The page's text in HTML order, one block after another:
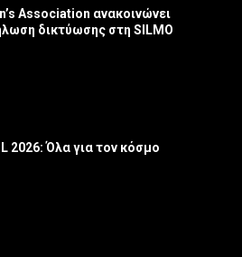
Association ανακοινώνει
δικτύωσης στη SILMO
2026: Όλα για τον κόσμο